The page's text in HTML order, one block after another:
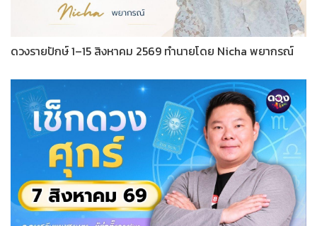
ดวงรายปักษ์ 1–15 สิงหาคม 2569 ทำนายโดย Nicha พยากรณ์